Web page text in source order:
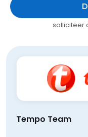
solliciteer
Tempo Team